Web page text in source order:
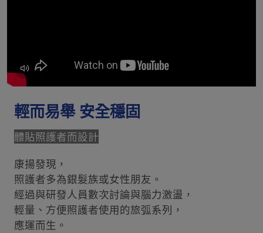
輕而易舉 安全穩固
體貼照護者而設計
康揚發現，
照護者多為銀髮族或女性朋友。
經過與研發人員數次討論與腦力激盪，
輕量、方便照護者使用的旅弧系列，
應運而生。